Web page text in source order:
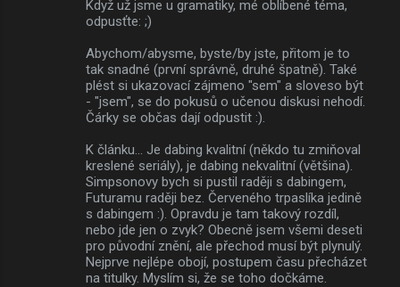
Když už jsme u gramatiky, mé oblíbené téma,
odpusťte: ;)
Abychom/abysme, byste/by jste, přitom je to
tak snadné (první správně, druhé špatně). Také
plést si ukazovací zájmeno "sem" a sloveso být
- "jsem", se do pokusů o učenou diskusi nehodí.
Čárky se občas dají odpustit :).
K článku... Je dabing kvalitní (někdo tu zmiňoval
kreslené seriály), je dabing nekvalitní (většina).
Simpsonovy bych si pustil raději s dabingem,
Futuramu raději bez. Červeného trpaslíka jedině
s dabingem :). Opravdu je tam takový rozdíl,
nebo jde jen o zvyk? Obecně jsem všemi deseti
pro původní znění, ale přechod musí být plynulý.
Nejprve nejlépe obojí, postupem času přecházet
na titulky. Myslím si, že se toho dočkáme.